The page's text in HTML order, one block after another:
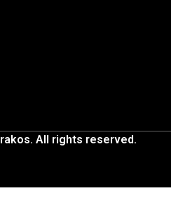
All rights reserved.